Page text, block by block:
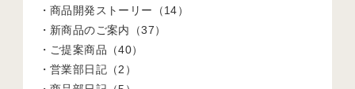
商品開発ストーリー（14）
新商品のご案内（37）
ご提案商品（40）
営業部日記（2）